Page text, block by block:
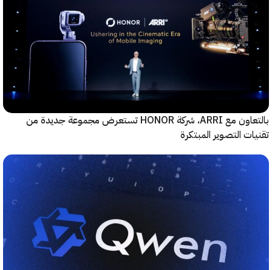
بالتعاون مع ARRI، شركة HONOR تستعرض مجموعة جديدة من
التصوير المبتكرة